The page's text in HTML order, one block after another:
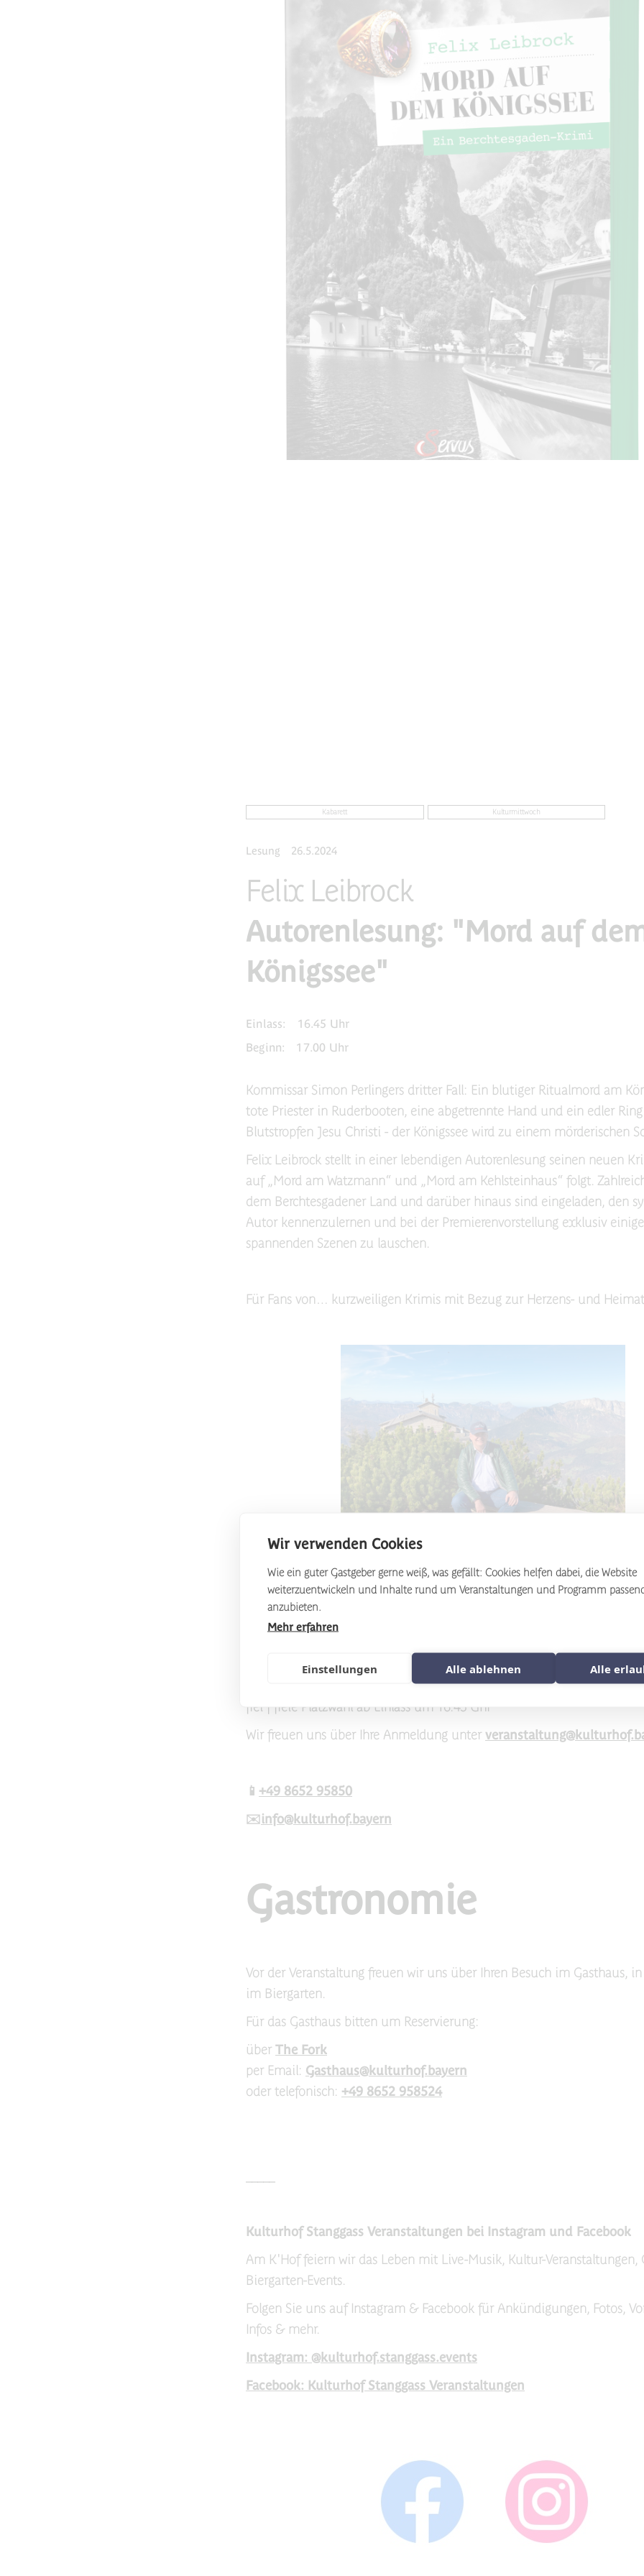
Wir verwenden Cookies
Wie ein guter Gastgeber gerne weiß, was gefällt: Cookies helfen dabei, die Website
weiterzuentwickeln und Inhalte rund um Veranstaltungen und Programm
anzubieten.
Mehr erfahren
Einstellungen Alle ablehnen Alle
Kabarett Kulturmittwoch
Lesung 26.5.2024
Felix Leibrock
Autorenlesung: "Mord auf
Königssee"
Einlass:
16.45 Uhr
Beginn:
17.00 Uhr
Kommissar Simon Perlingers dritter Fall: Ein blutiger Ritualmord am
tote Priester in Ruderbooten, eine abgetrennte Hand und ein edler
Blutstropfen Jesu Christi - der Königssee wird zu einem mörderischen
Felix Leibrock stellt in einer lebendigen Autorenlesung seinen neuen
auf „Mord am Watzmann“ und „Mord am Kehlsteinhaus“ folgt.
dem Berchtesgadener Land und darüber hinaus sind eingeladen, den
Autor kennenzulernen und bei der Premierenvorstellung exklusiv
spannenden Szenen zu lauschen.
Für Fans von… kurzweiligen Krimis mit Bezug zur Herzens- und
Felix Leibrock
Eintritt
frei | freie Platzwahl ab Einlass um 16.45 Uhr
Wir freuen uns über Ihre Anmeldung unter
📱 +49 8652 95850
✉️info@kulturhof.bayern
Gastronomie
Vor der Veranstaltung freuen wir uns über Ihren Besuch im Gasthaus,
im Biergarten.
Für das Gasthaus bitten um Reservierung:
über The Fork
per Email: Gasthaus@kulturhof.bayern
oder telefonisch: +49 8652 958524
Kulturhof Stanggass Veranstaltungen bei Instagram und Facebook
Am K'Hof feiern wir das Leben mit Live-Musik, Kultur-Veranstaltungen,
Biergarten-Events.
Folgen Sie uns auf Instagram & Facebook für Ankündigungen, Fotos,
Infos & mehr.
Instagram: @kulturhof.stanggass.events
Facebook: Kulturhof Stanggass Veranstaltungen